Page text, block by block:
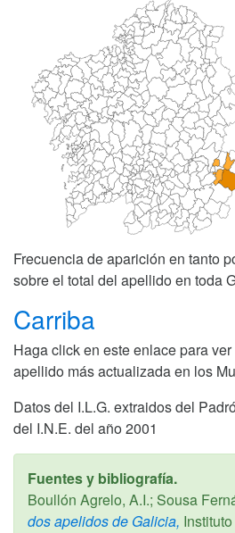
Frecuencia de aparición en tanto
sobre el total del apellido en toda
Carriba
Haga click en este enlace para
apellido más actualizada en los
Datos del I.L.G. extraidos del
del I.N.E. del año 2001
Fuentes y bibliografía.
Boullón Agrelo, A.I.; Sousa
dos apelidos de Galicia,